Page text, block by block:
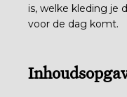
is, welke kleding je
voor de dag komt.